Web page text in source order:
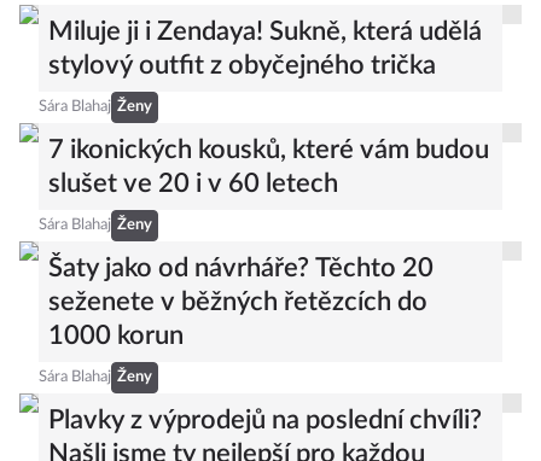
Miluje ji i Zendaya! Sukně, která udělá
stylový outfit z obyčejného trička
Sára Blahaj Ženy
7 ikonických kousků, které vám budou
slušet ve 20 i v 60 letech
Sára Blahaj Ženy
Šaty jako od návrháře? Těchto 20
seženete v běžných řetězcích do
1000 korun
Sára Blahaj Ženy
Plavky z výprodejů na poslední chvíli?
Našli jsme ty nejlepší pro každou